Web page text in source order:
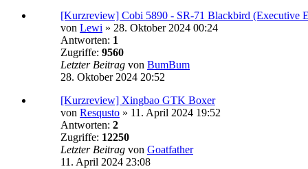
[Kurzreview] Cobi 5890 - SR-71 Blackbird (Executive
von Lewi » 28. Oktober 2024 00:24
Antworten: 1
Zugriffe: 9560
Letzter Beitrag von BumBum
28. Oktober 2024 20:52
[Kurzreview] Xingbao GTK Boxer
von Resqusto » 11. April 2024 19:52
Antworten: 2
Zugriffe: 12250
Letzter Beitrag von Goatfather
11. April 2024 23:08